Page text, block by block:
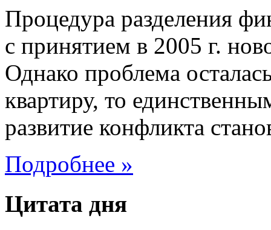
Процедура разделения
с принятием в 2005 г.
Однако проблема
квартиру, то
развитие конфликта
Подробнее »
Цитата дня